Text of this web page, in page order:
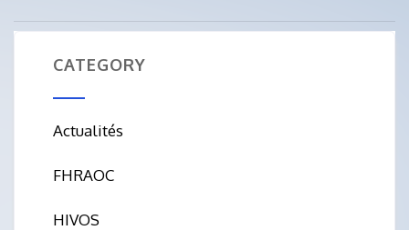
CATEGORY
Actualités
FHRAOC
HIVOS